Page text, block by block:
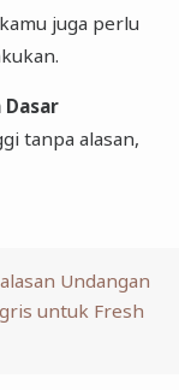
juga perlu
tanpa alasan,
Undangan
untuk Fresh